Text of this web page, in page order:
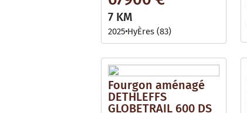
7 KM
2025 HyÈres (83)
Fourgon aménagé
DETHLEFFS
GLOBETRAIL 600 DS